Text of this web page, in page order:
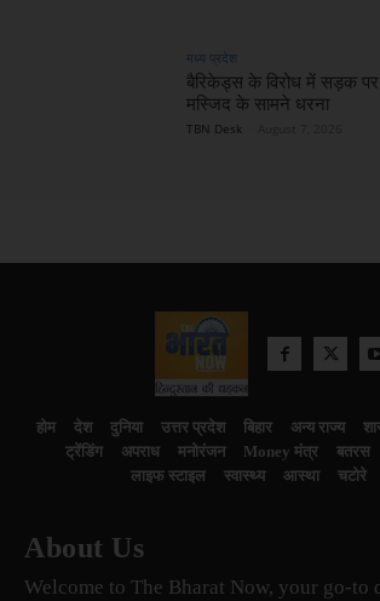
मध्य प्रदेश
बैरिकेड्स के विरोध में सड़क पर
मस्जिद के सामने धरना
TBN Desk
होम देश दुनिया उत्तर प्रदेश बिहार अन्य राज्य
ट्रेंडिंग
अपराध मनोरंजन Money मंत्र बतरस
लाइफ स्टाइल
स्वास्थ्य आस्था चटोरे
About Us
Welcome to The Bharat Now, your go-to